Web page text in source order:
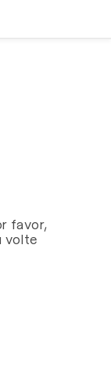
favor,
volte